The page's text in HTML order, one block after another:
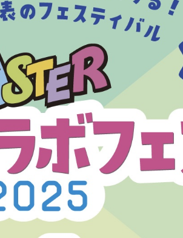
トップページ
コース案内